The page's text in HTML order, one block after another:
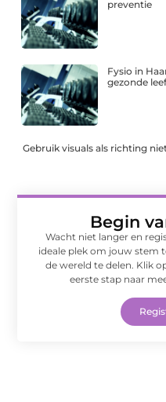
preventie
Fysio in
gezonde
Gebruik visuals als richting
Begin
Wacht niet langer en
ideale plek om jouw stem
de wereld te delen. Klik
eerste stap naar